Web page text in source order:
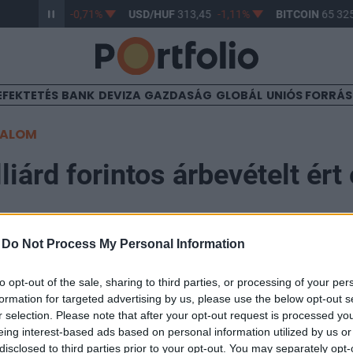
Do Not Process My Personal Information
opt-out of the sale, sharing to third parties, or processing of your
for targeted advertising by us, please use the below opt-out
selection. Please note that after your opt-out request is processed
interest-based ads based on personal information utilized by us
to third parties prior to your opt-out. You may separately
362,82 -0,71% USD/HUF 313,45 -1,11% BITCOIN65
BANK DEVIZA GAZDASÁG GLOBÁL UNIÓS
forintos árbevételt ért
több mint 1810 milliárd forint árbevételt és több mint
ért el 2019-ben, csoportszintű EBITDA mutatója